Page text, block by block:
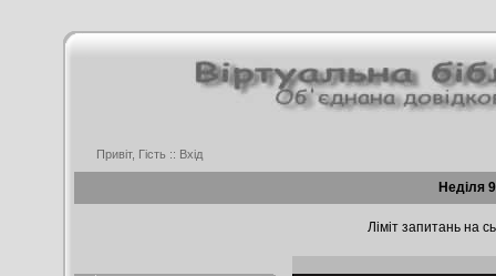
Привіт, Гість :: Вхід
Неділя
Ліміт запитань на